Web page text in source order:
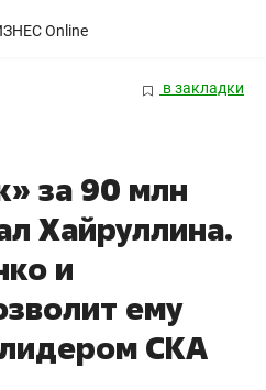
в закладки
за 90 млн
Хайруллина.
и
ему
СКА